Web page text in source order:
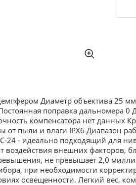
Диаметр объектива 25
поправка дальномера
компенсатора нет данных
пыли и влаги IPX6 Диапазон
- идеально подходящий для
внешних факторов,
не превышает 2,0
при необходимости
освещенности. Легкий вес,